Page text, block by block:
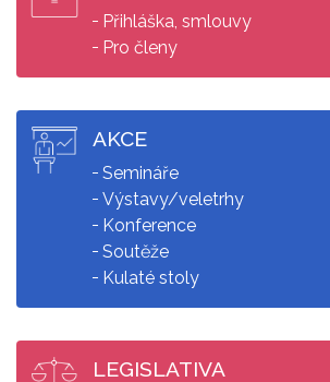
Přihláška, smlouvy
Pro členy
AKCE
Semináře
Výstavy/veletrhy
Konference
Soutěže
Kulaté stoly
LEGISLATIVA